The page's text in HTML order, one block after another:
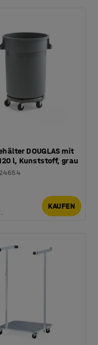
DOUGLAS mit
l, Kunststoff, grau
24654
KAUFEN